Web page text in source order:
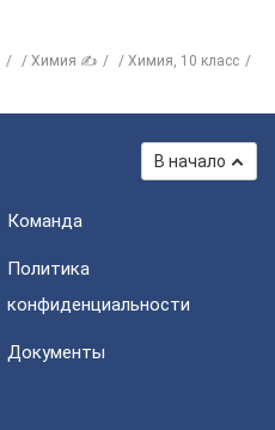
Химия ✍
Химия, 10 класс
В начало
Команда
Политика
конфиденциальности
Документы